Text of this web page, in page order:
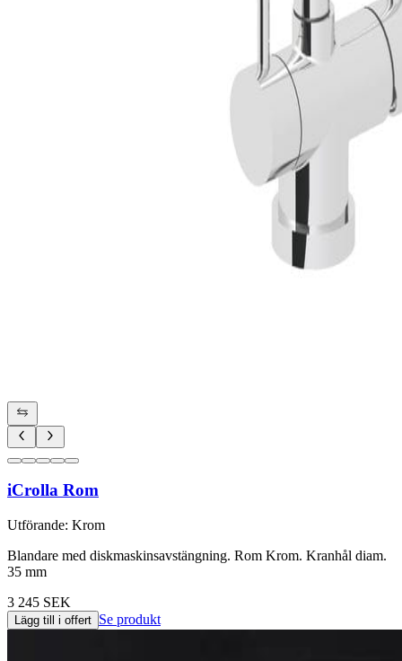
iCrolla Rom
Utförande: Krom
Blandare med diskmaskinsavstängning. Rom Krom. Kranhål diam.
35 mm
3 245 SEK
Lägg till i offert Se produkt